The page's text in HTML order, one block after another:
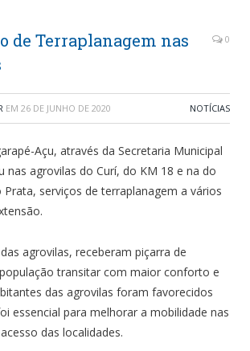
de Terraplanagem nas
0
EM 26 DE JUNHO DE 2020 NOTÍCIAS
Açu, através da Secretaria Municipal
nas agrovilas do Curí, do KM 18 e na do
serviços de terraplanagem a vários
agrovilas, receberam piçarra de
transitar com maior conforto e
das agrovilas foram favorecidos
essencial para melhorar a mobilidade nas
das localidades.